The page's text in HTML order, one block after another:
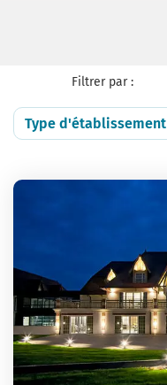
Filtrer par :
Type d'établissement